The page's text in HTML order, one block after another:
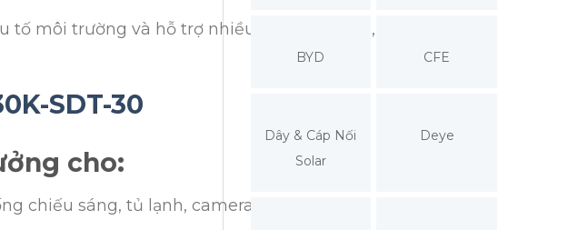
tố môi trường và hỗ trợ nhiều chuẩn kết nối,
SDT-30
cho:
chiếu sáng, tủ lạnh, camera và ít nhất 2-3
BYD CFE
Dây & Cáp Nối
Solar
Deye